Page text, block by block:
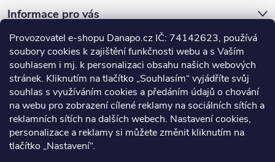
Provozovatel e-shopu Danapo.cz IČ: 74142623, používá
soubory cookies k zajištění funkčnosti webu a s Vaším
souhlasem i mj. k personalizaci obsahu našich webových
stránek. Kliknutím na tlačítko „Souhlasím“ vyjádříte svůj
souhlas s využíváním cookies a předáním údajů o chování
na webu pro zobrazení cílené reklamy na sociálních sítích a
reklamních sítích na dalších webech. Nastavení cookies,
personalizace a reklamy si můžete změnit kliknutím na
tlačítko „Nastavení“.
Informace pro vás
Dotazník
Co upřednosťnujete?
Počet hlasů:437
Facebook